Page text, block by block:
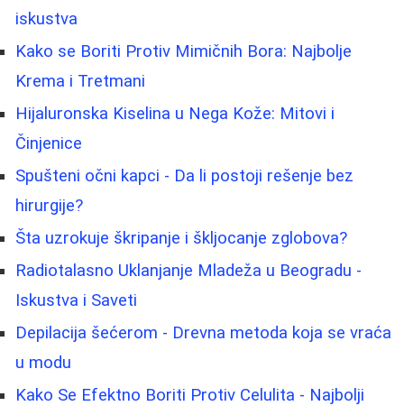
iskustva
Kako se Boriti Protiv Mimičnih Bora: Najbolje
Krema i Tretmani
Hijaluronska Kiselina u Nega Kože: Mitovi i
Činjenice
Spušteni očni kapci - Da li postoji rešenje bez
hirurgije?
Šta uzrokuje škripanje i škljocanje zglobova?
Radiotalasno Uklanjanje Mladeža u Beogradu -
Iskustva i Saveti
Depilacija šećerom - Drevna metoda koja se vraća
u modu
Kako Se Efektno Boriti Protiv Celulita - Najbolji